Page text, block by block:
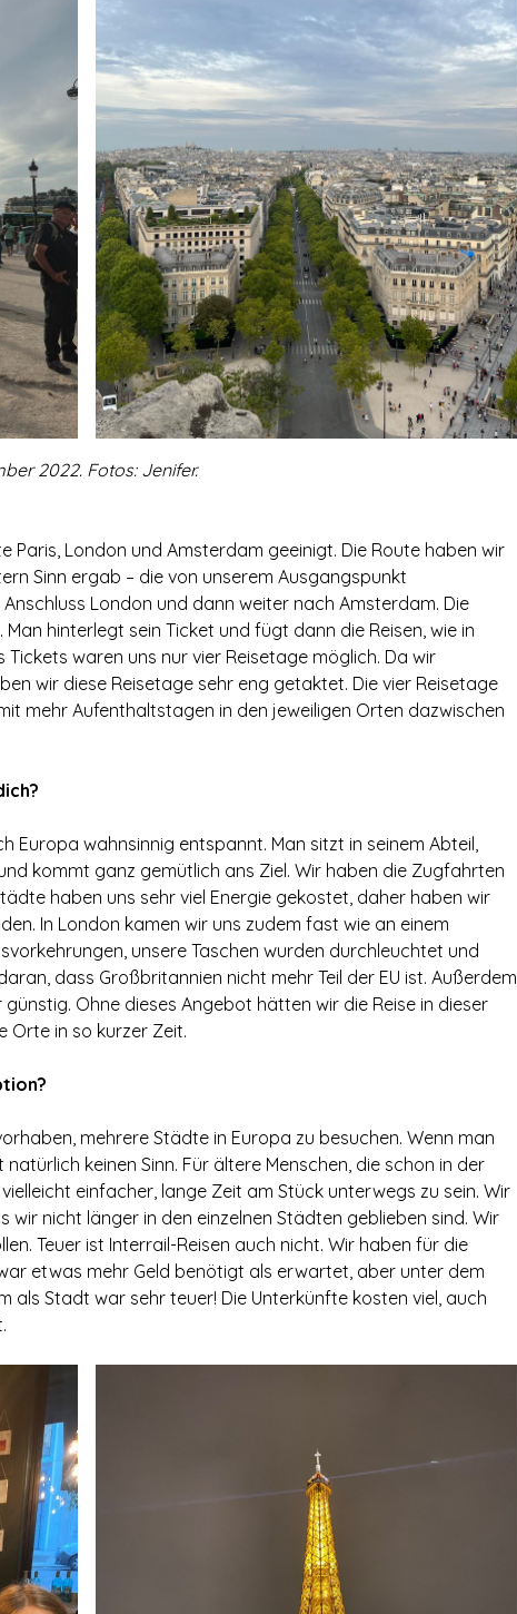
2022. Fotos: Jenifer.
Paris, London und Amsterdam geeinigt. Die Route haben wir
Sinn ergab – die von unserem Ausgangspunkt
London und dann weiter nach Amsterdam. Die
hinterlegt sein Ticket und fügt dann die Reisen, wie in
Tickets waren uns nur vier Reisetage möglich. Da wir
wir diese Reisetage sehr eng getaktet. Die vier Reisetage
mehr Aufenthaltstagen in den jeweiligen Orten dazwischen
Europa wahnsinnig entspannt. Man sitzt in seinem Abteil,
kommt ganz gemütlich ans Ziel. Wir haben die Zugfahrten
haben uns sehr viel Energie gekostet, daher haben wir
In London kamen wir uns zudem fast wie an einem
unsere Taschen wurden durchleuchtet und
dass Großbritannien nicht mehr Teil der EU ist. Außerdem
Ohne dieses Angebot hätten wir die Reise in dieser
Orte in so kurzer Zeit.
mehrere Städte in Europa zu besuchen. Wenn man
keinen Sinn. Für ältere Menschen, die schon in der
einfacher, lange Zeit am Stück unterwegs zu sein. Wir
wir nicht länger in den einzelnen Städten geblieben sind. Wir
Teuer ist Interrail-Reisen auch nicht. Wir haben für die
etwas mehr Geld benötigt als erwartet, aber unter dem
als Stadt war sehr teuer! Die Unterkünfte kosten viel, auch